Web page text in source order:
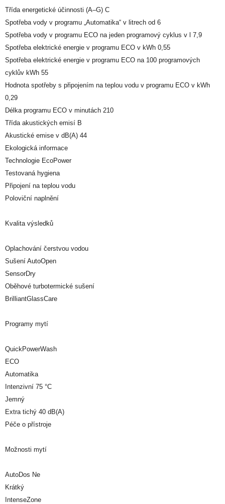
Třída energetické účinnosti (A–G) C
Spotřeba vody v programu „Automatika“ v litrech od 6
Spotřeba vody v programu ECO na jeden programový cyklus v l 7,9
Spotřeba elektrické energie v programu ECO v kWh 0,55
Spotřeba elektrické energie v programu ECO na 100 programových
cyklův kWh 55
Hodnota spotřeby s připojením na teplou vodu v programu ECO v kWh
0,29
Délka programu ECO v minutách 210
Třída akustických emisí B
Akustické emise v dB(A) 44
Ekologická informace
Technologie EcoPower
Testovaná hygiena
Připojení na teplou vodu
Poloviční naplnění
Kvalita výsledků
Oplachování čerstvou vodou
Sušení AutoOpen
SensorDry
Oběhové turbotermické sušení
BrilliantGlassCare
Programy mytí
QuickPowerWash
ECO
Automatika
Intenzivní 75 °C
Jemný
Extra tichý 40 dB(A)
Péče o přístroje
Možnosti mytí
AutoDos Ne
Krátký
IntenseZone